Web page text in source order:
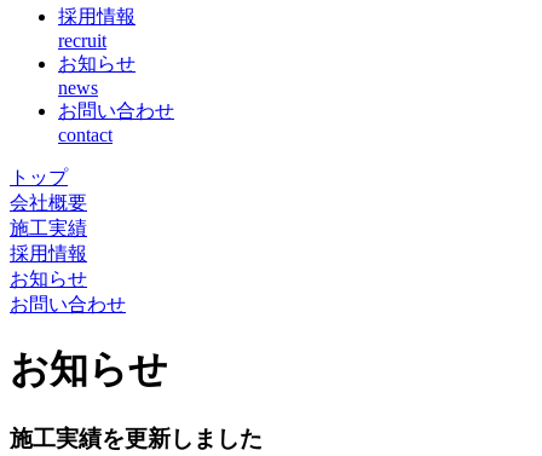
採用情報
recruit
お知らせ
news
お問い合わせ
contact
トップ
会社概要
施工実績
採用情報
お知らせ
お問い合わせ
お知らせ
施工実績を更新しました